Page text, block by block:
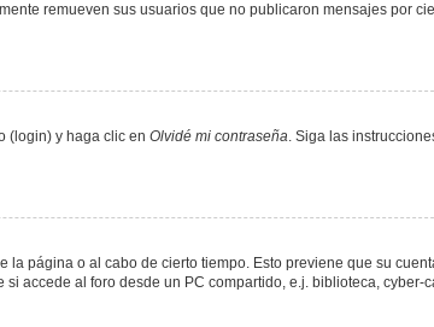
remueven sus usuarios que no publicaron mensajes por
(login) y haga clic en Olvidé mi contraseña. Siga las
página o al cabo de cierto tiempo. Esto previene que su
accede al foro desde un PC compartido, e.j. biblioteca, cyber-